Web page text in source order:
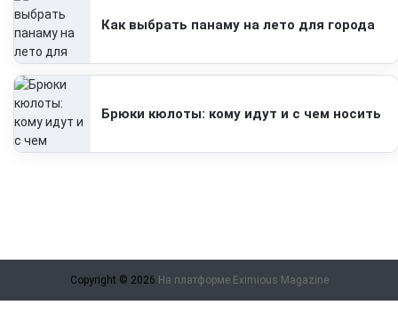
Как выбрать панаму на лето для города
Брюки кюлоты: кому идут и с чем носить
Copyright © 2026. На платформе Eximious Magazine